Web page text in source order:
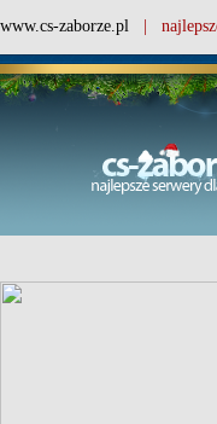
www.cs-zaborze.pl |